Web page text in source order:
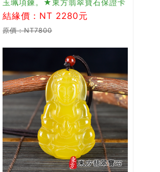
玉珮項鍊。★東方翡翠寶石保證卡
結緣價：NT 2280元
原價：NT7800